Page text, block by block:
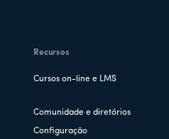
Recursos
Cursos on-line e LMS
Comunidade e diretórios
Configuração